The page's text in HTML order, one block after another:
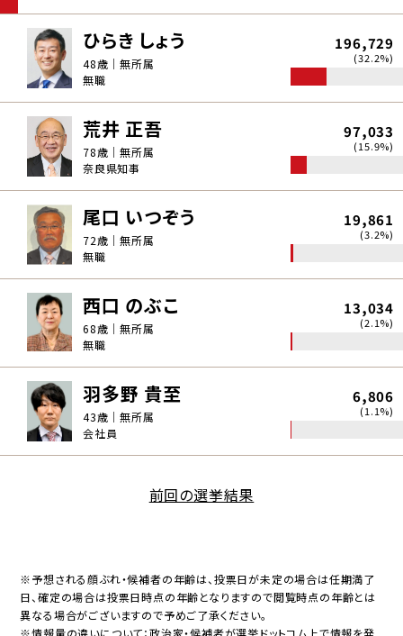
ひらき しょう
48歳｜無所属
無職
196,729
(32.2%)
荒井 正吾
78歳｜無所属
奈良県知事
97,033
(15.9%)
尾口 いつぞう
72歳｜無所属
無職
19,861
(3.2%)
西口 のぶこ
68歳｜無所属
無職
13,034
(2.1%)
羽多野 貴至
43歳｜無所属
会社員
6,806
(1.1%)
前回の選挙結果
※予想される顔ぶれ・候補者の年齢は、投票日が未定の場合は任期満了
日、確定の場合は投票日時点の年齢となりますので閲覧時点の年齢とは
異なる場合がございますので予めご了承ください。
※情報量の違いについて：政治家・候補者が選挙ドットコム上で情報を発